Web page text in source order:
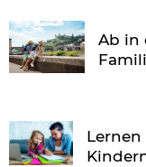
Ab in